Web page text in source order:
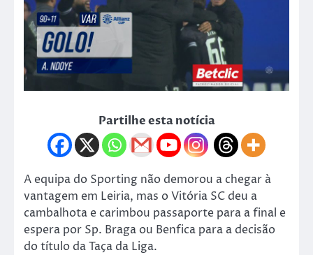
Partilhe esta notícia
A equipa do Sporting não demorou a chegar à
vantagem em Leiria, mas o Vitória SC deu a
cambalhota e carimbou passaporte para a final e
espera por Sp. Braga ou Benfica para a decisão
do título da Taça da Liga.